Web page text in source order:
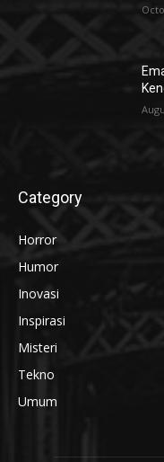
Category
Horror
Humor
Inovasi
Inspirasi
Misteri
Tekno
Umum